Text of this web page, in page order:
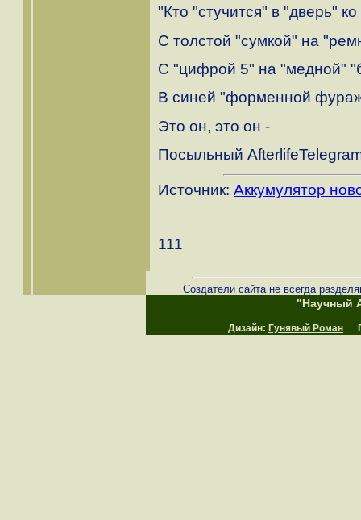
"Кто "стучится" в "дверь"
С толстой "сумкой" на
С "цифрой 5" на "медной"
В синей "форменной
Это он, это он -
Посыльный
Источник: Аккумулятор
111
Создатели сайта не всегда
"Научный
Дизайн: Гунявый Роман